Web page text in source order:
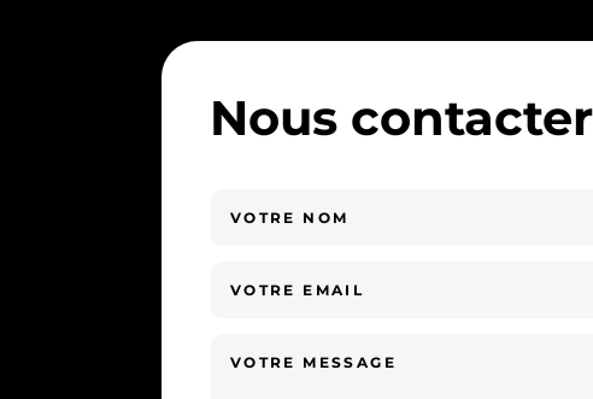
Nous contacter